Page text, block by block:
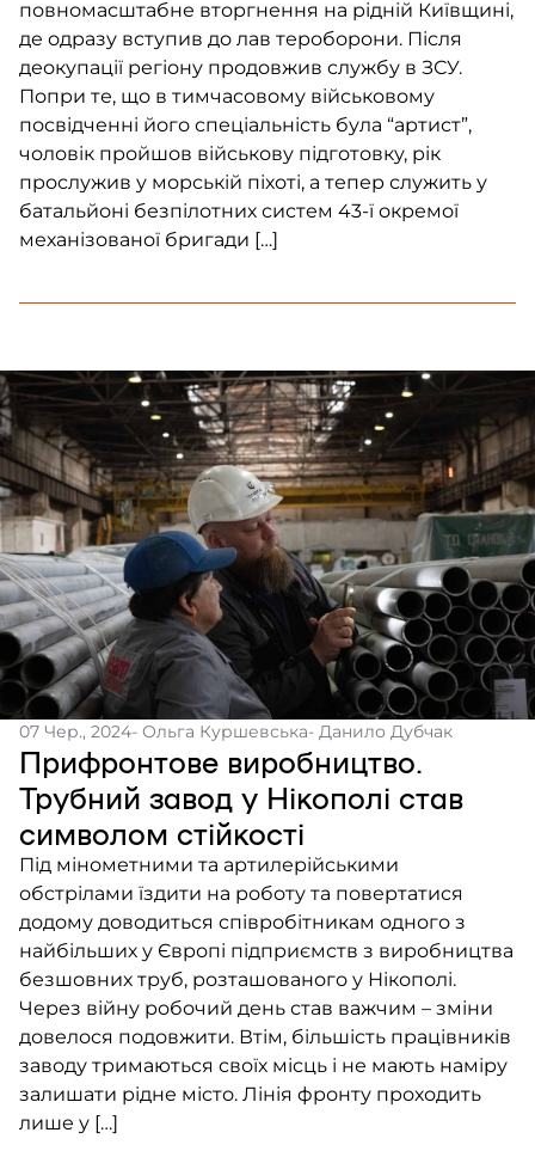
повномасштабне вторгнення на рідній Київщині,
де одразу вступив до лав тероборони. Після
деокупації регіону продовжив службу в ЗСУ.
Попри те, що в тимчасовому військовому
посвідченні його спеціальність була “артист”,
чоловік пройшов військову підготовку, рік
прослужив у морській піхоті, а тепер служить у
батальйоні безпілотних систем 43-ї окремої
механізованої бригади […]
07 Чер., 2024- Ольга Куршевська- Данило Дубчак
Прифронтове виробництво.
Трубний завод у Нікополі став
символом стійкості
Під мінометними та артилерійськими
обстрілами їздити на роботу та повертатися
додому доводиться співробітникам одного з
найбільших у Європі підприємств з виробництва
безшовних труб, розташованого у Нікополі.
Через війну робочий день став важчим – зміни
довелося подовжити. Втім, більшість працівників
заводу тримаються своїх місць і не мають наміру
залишати рідне місто. Лінія фронту проходить
лише у […]